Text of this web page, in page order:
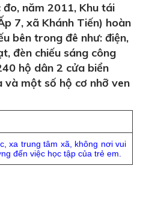
năm 2011, Khu tái
7, xã Khánh Tiến) hoàn
bên trong đê như: điện,
đèn chiếu sáng công
hộ dân 2 cửa biển
và một số hộ cơ nhỡ ven
xa trung tâm xã, không nơi vui
đến việc học tập của trẻ em.